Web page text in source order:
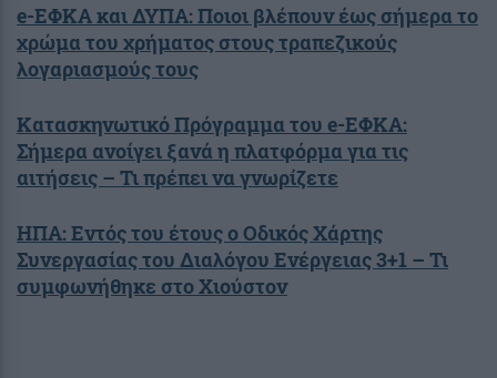
e-ΕΦΚΑ και ΔΥΠΑ: Ποιοι βλέπουν έως σήμερα το
χρώμα του χρήματος στους τραπεζικούς
λογαριασμούς τους
Κατασκηνωτικό Πρόγραμμα του e-ΕΦΚΑ:
Σήμερα ανοίγει ξανά η πλατφόρμα για τις
αιτήσεις – Τι πρέπει να γνωρίζετε
ΗΠΑ: Εντός του έτους ο Οδικός Χάρτης
Συνεργασίας του Διαλόγου Ενέργειας 3+1 – Τι
συμφωνήθηκε στο Χιούστον